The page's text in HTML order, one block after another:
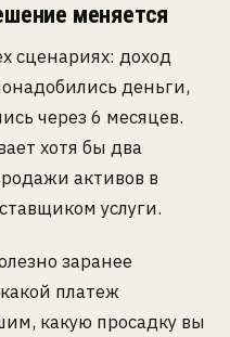
меняется
сценариях: доход
деньги,
через 6 месяцев.
хотя бы два
активов в
услуги.
заранее
платеж
какую просадку вы